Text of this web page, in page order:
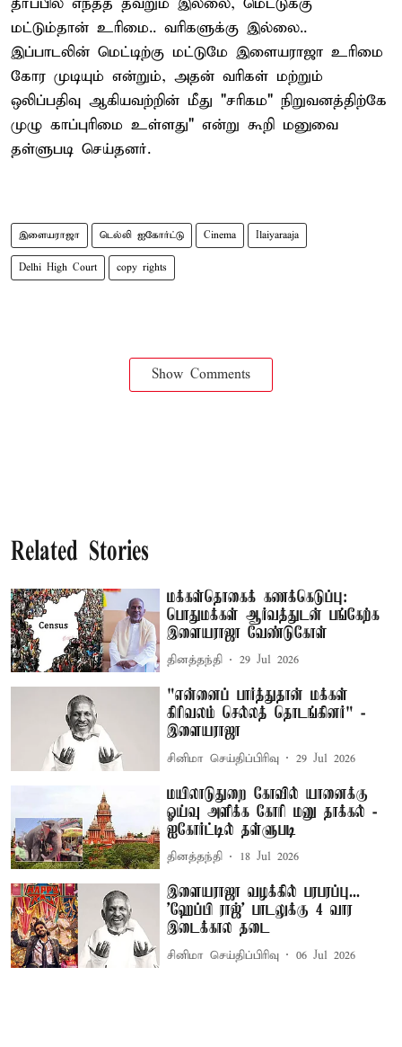
மட்டும்தான் உரிமை.. வரிகளுக்கு இல்லை..
இப்பாடலின் மெட்டிற்கு மட்டுமே இளையராஜா உரிமை
கோர முடியும் என்றும், அதன் வரிகள் மற்றும்
ஒலிப்பதிவு ஆகியவற்றின் மீது "சரிகம" நிறுவனத்திற்கே
முழு காப்புரிமை உள்ளது" என்று கூறி மனுவை
தள்ளுபடி செய்தனர்.
இளையராஜா டெல்லி ஐகோர்ட்டு Cinema Ilaiyaraaja
Delhi High Court copy rights
Show Comments
Related Stories
மக்கள்தொகைக் கணக்கெடுப்பு:
பொதுமக்கள் ஆர்வத்துடன் பங்கேற்க
இளையராஜா வேண்டுகோள்
தினத்தந்தி 29 Jul 2026
"என்னைப் பார்த்துதான் மக்கள்
கிரிவலம் செல்லத் தொடங்கினர்" -
இளையராஜா
சினிமா செய்திப்பிரிவு 29 Jul 2026
மயிலாடுதுறை கோவில் யானைக்கு
ஓய்வு அளிக்க கோரி மனு தாக்கல் -
ஐகோர்ட்டில் தள்ளுபடி
தினத்தந்தி 18 Jul 2026
இளையராஜா வழக்கில் பரபரப்பு...
'ஹேப்பி ராஜ்' பாடலுக்கு 4 வார
இடைக்கால தடை
சினிமா செய்திப்பிரிவு 06 Jul 2026